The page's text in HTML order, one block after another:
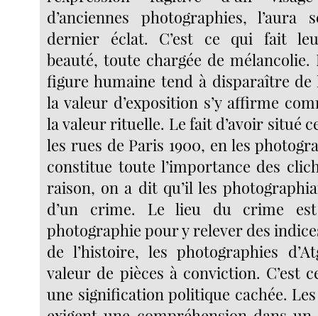
d’anciennes photographies,
dernier éclat. C’est ce qui fait
beauté, toute chargée de
figure humaine tend à disparaître de
la valeur d’exposition s’y affirme
la valeur rituelle. Le fait d’avoir situé
les rues de Paris 1900, en les
constitue toute l’importance des
raison, on a dit qu’il les
d’un crime. Le lieu du crime
photographie pour y relever des
de l’histoire, les photographies
valeur de pièces à conviction. C’est
une signification politique cachée.